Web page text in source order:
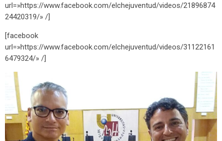
url=»https://www.facebook.com/elchejuventud/videos/21896874
24420319/» /]
[facebook
url=»https://www.facebook.com/elchejuventud/videos/31122161
6479324/» /]